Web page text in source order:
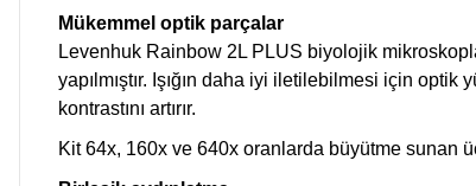
Mükemmel optik parçalar
Levenhuk Rainbow 2L PLUS biyolojik
yapılmıştır. Işığın daha iyi iletilebilmesi için
kontrastını artırır.
Kit 64x, 160x ve 640x oranlarda büyütme sunan